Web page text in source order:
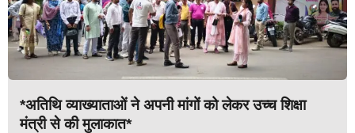
*अतिथि व्याख्याताओं ने अपनी मांगों को लेकर उच्च शिक्षा
मंत्री से की मुलाकात*